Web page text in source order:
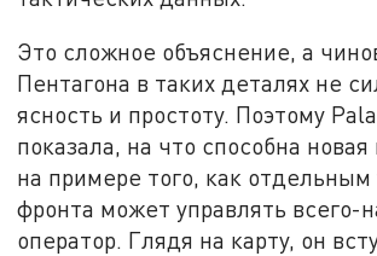
Это сложное объяснение, а
Пентагона в таких деталях не
ясность и простоту. Поэтому
показала, на что способна
на примере того, как отдельным
фронта может управлять всего-
оператор. Глядя на карту, он